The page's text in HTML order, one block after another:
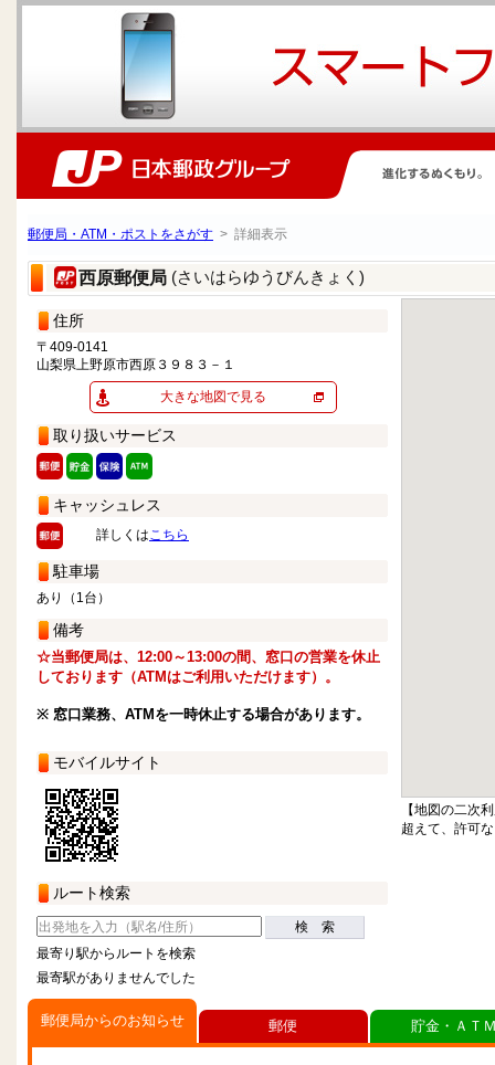
郵便局・ATM・ポストをさがす > 詳細表示
西原郵便局 (さいはらゆうびんきょく)
住所
〒409-0141
山梨県上野原市西原３９８３－１
大きな地図で見る
取り扱いサービス
キャッシュレス
詳しくはこちら
駐車場
あり（1台）
備考
☆当郵便局は、12:00～13:00の間、窓口の営業を休止
しております（ATMはご利用いただけます）。
※ 窓口業務、ATMを一時休止する場合があります。
モバイルサイト
ルート検索
検 索
最寄り駅からルートを検索
最寄駅がありませんでした
【地図の二次
超えて、許可
郵便局からのお知らせ 郵便 貯金・ＡＴ